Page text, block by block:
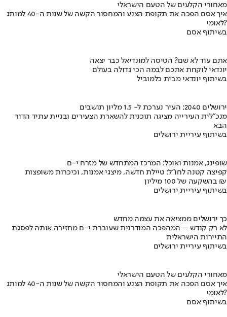
מאחורי הקלעים של הטעם הישראלי
איך אסם הפכה את תקופת הצנע והמחסור הקשה של שנות ה-40 למותג
לאומי?
בשיתוף אסם
אתם עוד לא שם? הטיסה למונדיאל כבר יצאה
יונדאי לוקחת אתכם לבמה הכי גדולה בעולם
בשיתוף יונדאי מבית כלמוביל
ירושלים 2040: העיר נערכת ל- 1.5 מליון תושבים
מנכ"לית העירייה מציגה תוכנית להשארת הצעירים ובניית עתיד הדור
הבא
בשיתוף עיריית ירושלים
שופינג, אמנות ואוכל: המרכז המתחדש של מזרח י-ם
קפיצה קטנה לחו"ל: טיילת חדשה, מיצגי אמנות, וכיכרות משופצות
בהשקעה של 100 מיליון ₪
בשיתוף עיריית ירושלים
כך ירושלים ממציאה את עצמה מחדש
לא רק קודש – המהפכה המודרנית שעוברת י-ם מחזירה אותה לפסגת
התיירות הישראלית
בשיתוף עיריית ירושלים
מאחורי הקלעים של הטעם הישראלי
איך אסם הפכה את תקופת הצנע והמחסור הקשה של שנות ה-40 למותג
לאומי?
בשיתוף אסם